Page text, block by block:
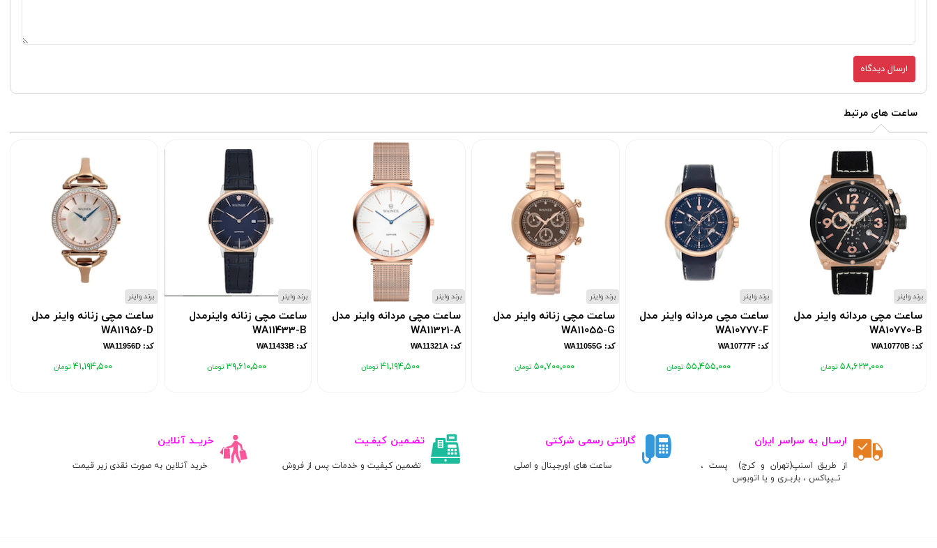
ارسال دیدگاه
ساعت های مرتبط
برند واینر
ساعت مچی مردانه واینر مدل
WA10770-B
کد: WA10770B
۵۸٬۶۲۳٬۰۰۰
برند واینر
ساعت مچی مردانه واینر مدل
WA10777-F
کد: WA10777F
۵۵٬۴۵۵٬۰۰۰
برند واینر
ساعت مچی زنانه واینر مدل
WA11055-G
کد: WA11055G
۵۰٬۷۰۰٬۰۰۰
برند واینر
ساعت مچی مردانه واینر مدل
WA11321-A
کد: WA11321A
۴۱٬۱۹۴٬۵۰۰
برند واینر
ساعت مچی زنانه واینرمدل
WA11433-B
کد: WA11433B
۳۹٬۶۱۰٬۵۰۰
برند واینر
ساعت مچی زنانه واینر مدل
WA11956-D
کد: WA11956D
۴۱٬۱۹۴٬۵۰۰
ارسـال به سراسر ایران
از طریق اسنپ(تهران و کرج) پست ،
تــیپاکس ، باربــری و یا اتوبوس
گارانتی رسمی شرکتی
ساعت های اورجینال و اصلی
تضـمین کیفـیت
تضمین کیفیت و خدمات پس از فروش
خریــد آنلاین
خرید آنلاین به صورت نقدی زیر قیمت